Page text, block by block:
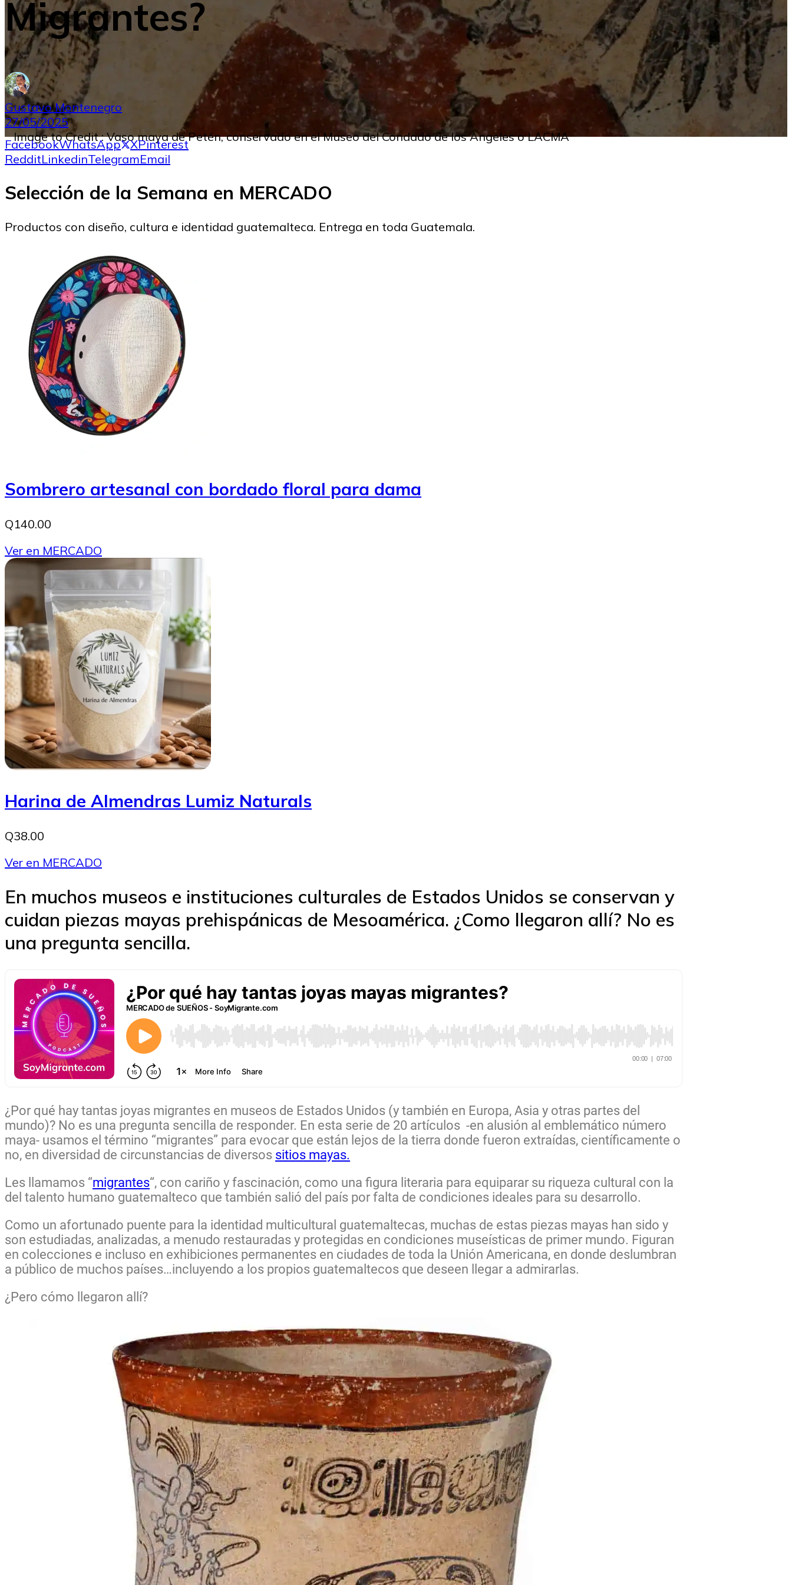
Migrantes?
Gustavo Montenegro
27/05/2025
Image to Credit : Vaso maya de Petén, conservado en el Museo del Condado de los Angeles o LACMA
FacebookWhatsApp XPinterest
RedditLinkedinTelegramEmail
Selección de la Semana en MERCADO
Productos con diseño, cultura e identidad guatemalteca. Entrega en toda Guatemala.
Sombrero artesanal con bordado floral para dama
Q140.00
Ver en MERCADO
Harina de Almendras Lumiz Naturals
Q38.00
Ver en MERCADO
En muchos museos e instituciones culturales de Estados Unidos se conservan y
cuidan piezas mayas prehispánicas de Mesoamérica. ¿Como llegaron allí? No es
una pregunta sencilla.
¿Por qué hay tantas joyas migrantes en museos de Estados Unidos (y también en Europa, Asia y otras partes del
mundo)? No es una pregunta sencilla de responder. En esta serie de 20 artículos -en alusión al emblemático número
maya- usamos el término “migrantes” para evocar que están lejos de la tierra donde fueron extraídas, científicamente o
no, en diversidad de circunstancias de diversos sitios mayas.
Les llamamos “migrantes“, con cariño y fascinación, como una figura literaria para equiparar su riqueza cultural con la
del talento humano guatemalteco que también salió del país por falta de condiciones ideales para su desarrollo.
Como un afortunado puente para la identidad multicultural guatemaltecas, muchas de estas piezas mayas han sido y
son estudiadas, analizadas, a menudo restauradas y protegidas en condiciones museísticas de primer mundo. Figuran
en colecciones e incluso en exhibiciones permanentes en ciudades de toda la Unión Americana, en donde deslumbran
a público de muchos países…incluyendo a los propios guatemaltecos que deseen llegar a admirarlas.
¿Pero cómo llegaron allí?